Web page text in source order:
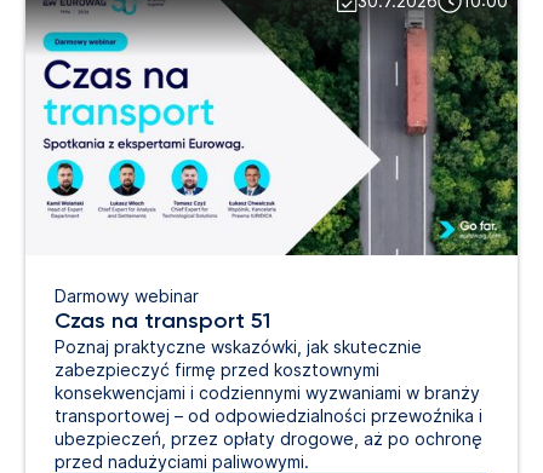
Darmowy webinar
Czas na transport 51
Poznaj praktyczne wskazówki, jak skutecznie
zabezpieczyć firmę przed kosztownymi
konsekwencjami i codziennymi wyzwaniami w branży
transportowej – od odpowiedzialności przewoźnika i
ubezpieczeń, przez opłaty drogowe, aż po ochronę
przed nadużyciami paliwowymi.